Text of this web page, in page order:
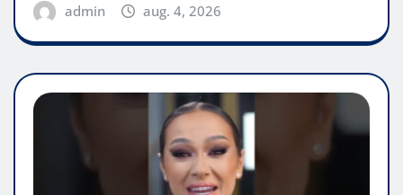
admin aug. 4, 2026